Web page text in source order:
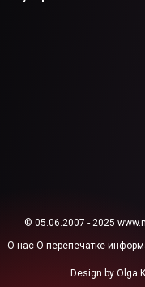
© 05.06.2007 - 2025
О нас О перепечатке
Design by Olga